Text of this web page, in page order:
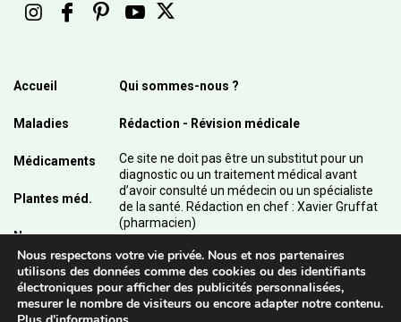
Accueil
Maladies
Médicaments
Plantes méd.
News
Qui sommes-nous ?
Rédaction - Révision médicale
Ce site ne doit pas être un substitut pour un
diagnostic ou un traitement médical avant
d’avoir consulté un médecin ou un spécialiste
de la santé. Rédaction en chef : Xavier Gruffat
(pharmacien)
© 2003 - 2026 Pharmanetis Sàrl – Tous droits
réservés / Crédits photos : Adobe Stock et
Pharmanetis Sàrl
Nous respectons votre vie privée. Nous et nos partenaires
utilisons des données comme des cookies ou des identifiants
électroniques pour afficher des publicités personnalisées,
mesurer le nombre de visiteurs ou encore adapter notre contenu.